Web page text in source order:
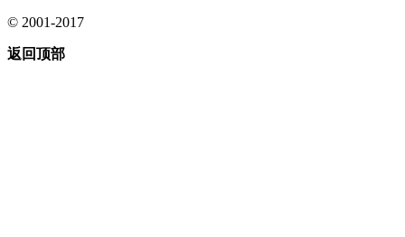
© 2001-2017
返回顶部